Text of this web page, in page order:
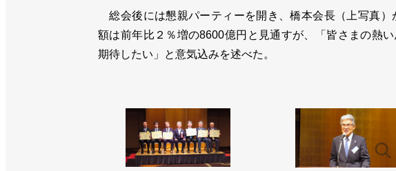
総会後には懇親パーティーを開き、橋本会長（上写真）
額は前年比２％増の8600億円と見通すが、「皆さまの熱
期待したい」と意気込みを述べた。